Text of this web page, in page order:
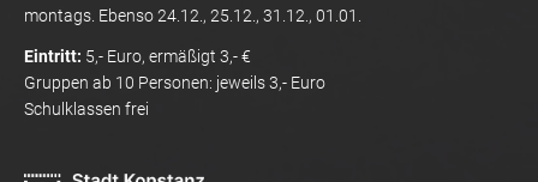
montags. Ebenso 24.12., 25.12., 31.12., 01.01.
Eintritt: 5,- Euro, ermäßigt 3,- €
Gruppen ab 10 Personen: jeweils 3,- Euro
Schulklassen frei